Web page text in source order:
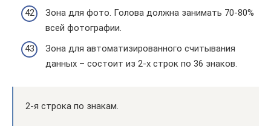
Зона для фото. Голова должна занимать 70-80%
всей фотографии.
Зона для автоматизированного считывания
данных – состоит из 2-х строк по 36 знаков.
2-я строка по знакам.